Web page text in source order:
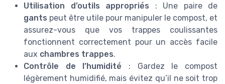
Utilisation d’outils appropriés : Une paire de
gants peut être utile pour manipuler le compost, et
assurez-vous que vos trappes coulissantes
fonctionnent correctement pour un accès facile
aux chambres trappes.
Contrôle de l’humidité : Gardez le compost
légèrement humidifié, mais évitez qu’il ne soit trop